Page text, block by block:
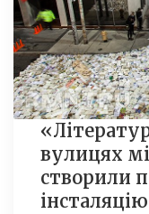
вулицях
створили
інсталяцію